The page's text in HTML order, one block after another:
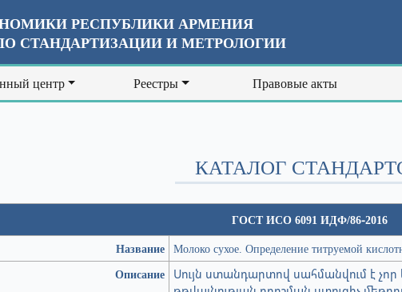
РЕСПУБЛИКИ АРМЕНИЯ
СТАНДАРТИЗАЦИИ И МЕТРОЛОГИИ
центр Реестры Правовые акты
КАТАЛОГ
ГОСТ ИСО 6091 ИДФ/86-2016
Название Молоко сухое. Определение титруемой
Описание
Սույն ստանդարտով սահմանվում է